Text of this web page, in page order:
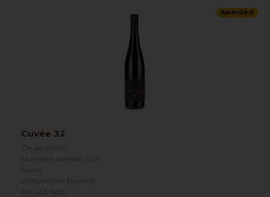
Awarded
Cuvée 32
Červené víno
Moravské zemské víno
Suché
Village: Dolní Kounice
Alc.: 12.5 %obj